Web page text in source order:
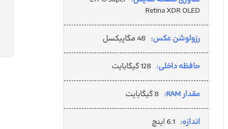
Retina XDR OLED
رزولوشن عکس: 48 مگاپیکسل
حافظه داخلی: 128 گیگابایت
مقدار RAM: 8 گیگابایت
اندازه: 6.1 اینچ